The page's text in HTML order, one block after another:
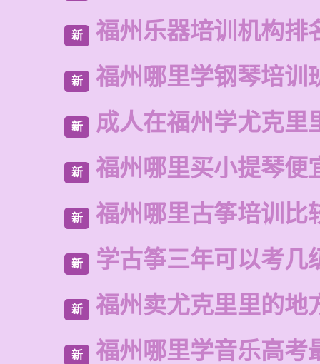
新 福州乐器培训机构排
新 福州哪里学钢琴培训
新 成人在福州学尤克里
新 福州哪里买小提琴便
新 福州哪里古筝培训比
新 学古筝三年可以考几
新 福州卖尤克里里的地
新 福州哪里学音乐高考